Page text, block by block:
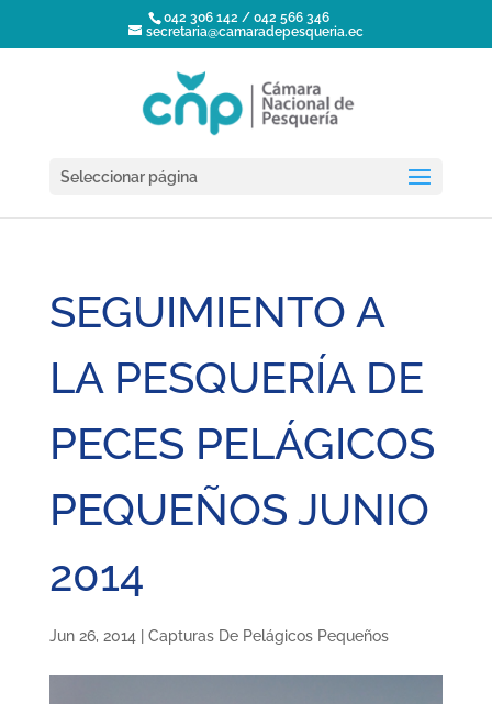
042 306 142 / 042 566 346
secretaria@camaradepesqueria.ec
Seleccionar página
SEGUIMIENTO A
LA PESQUERÍA DE
PECES PELÁGICOS
PEQUEÑOS JUNIO
2014
Jun 26, 2014 Capturas De Pelágicos Pequeños